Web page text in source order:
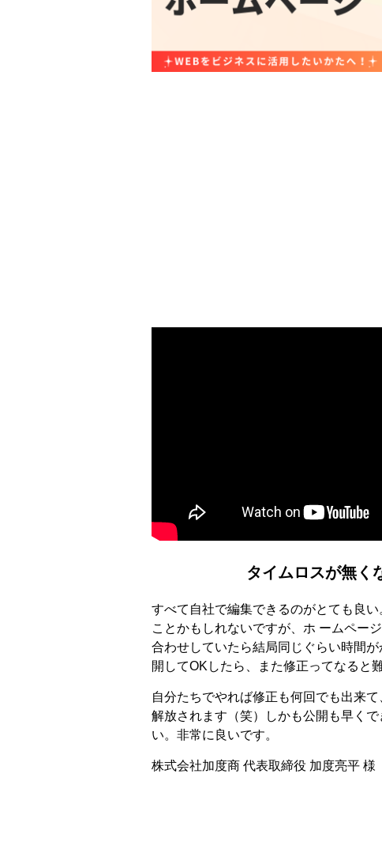
タイムロスが無く
すべて自社で編集できるのがとても良
ことかもしれないですが、ホ ームペー
合わせしていたら結局同じぐらい時間
開してOKしたら、また修正ってなると難
自分たちでやれば修正も何回でも出来
解放されます（笑）しかも公開も早く
い。非常に良いです。
株式会社加度商 代表取締役 加度亮平 様